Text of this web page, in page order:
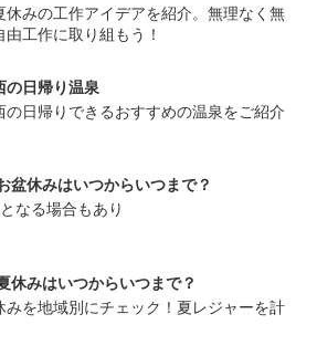
休みの工作アイデアを紹介。無理なく無
工作に取り組もう！
の日帰り温泉
の日帰りできるおすすめの温泉をご紹介
盆休みはいつからいつまで？
なる場合もあり
休みはいつからいつまで？
みを地域別にチェック！夏レジャーを計